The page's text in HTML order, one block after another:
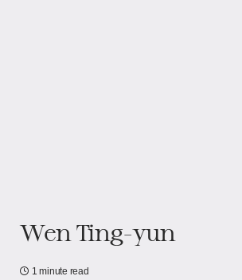
Wen Ting-yun
1 minute read